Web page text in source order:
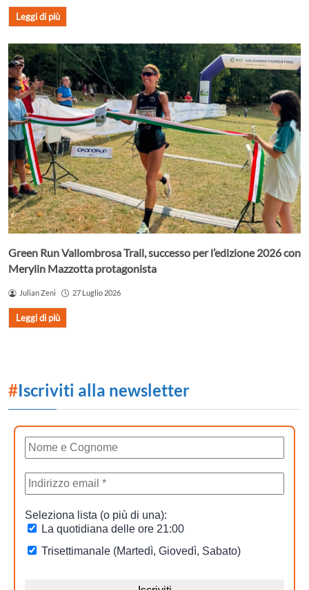
Leggi di più
Green Run Vallombrosa Trail, successo per l’edizione 2026 con
Merylin Mazzotta protagonista
Julian Zeni 27 Luglio 2026
Leggi di più
#Iscriviti alla newsletter